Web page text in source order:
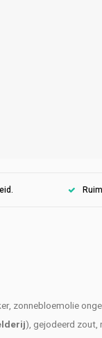
zonnebloemolie
), gejodeerd zout,